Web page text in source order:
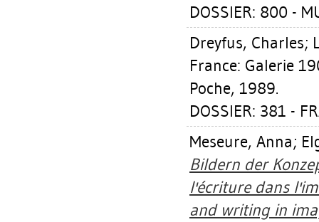
DOSSIER: 800 -
Dreyfus, Charles;
France: Galerie
Poche, 1989.
DOSSIER: 381 -
Meseure, Anna;
Bildern der
l'écriture dans
and writing in